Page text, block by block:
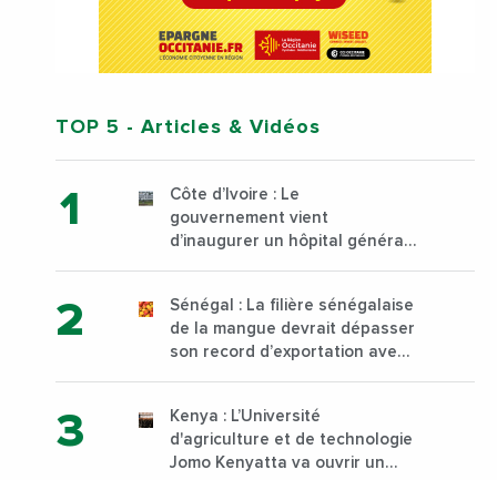
TOP 5 - Articles & Vidéos
Côte d’Ivoire : Le
gouvernement vient
d’inaugurer un hôpital général
Sénégal : La filière sénégalaise
de la mangue devrait dépasser
son record d’exportation avec
Kenya : L’Université
d'agriculture et de technologie
Jomo Kenyatta va ouvrir un